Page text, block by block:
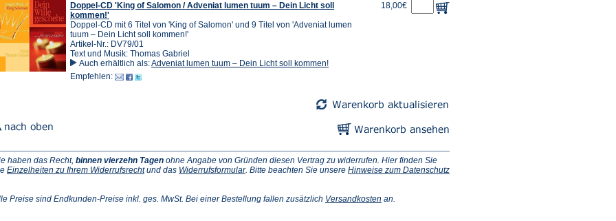
Doppel-CD 'King of Salomon / Adveniat lumen tuum – Dein Licht soll
kommen!'
Doppel-CD mit 6 Titel von 'King of Salomon' und 9 Titel von 'Adveniat lumen
tuum – Dein Licht soll kommen!'
Artikel-Nr.: DV79/01
Text und Musik: Thomas Gabriel
Auch erhältlich als:Adveniat lumen tuum – Dein Licht soll kommen!
Empfehlen:
18,00€
haben das Recht, binnen vierzehn Tagen ohne Angabe von Gründen diesen Vertrag zu widerrufen. Hier finden Sie
Einzelheiten zu Ihrem Widerrufsrecht(Öffnet
neuen
und das Widerrufsformular(Öffnet
neuen
. Bitte beachten Sie unsere Hinweise zum Datenschutz
Preise sind Endkunden-Preise inkl. ges. MwSt. Bei einer Bestellung fallen zusätzlich Versandkosten (Öffnet
an.